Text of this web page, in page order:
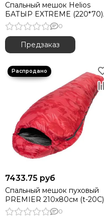
Спальный мешок Helios
БАТЫР EXTREME (220*70)
Stratex 200 КМФ цифра
0
Предзаказ
7433.75 руб
Спальный мешок пуховый
PREMIER 210х80см (t-20C)
красный (PR-SB-210x80-R)
0